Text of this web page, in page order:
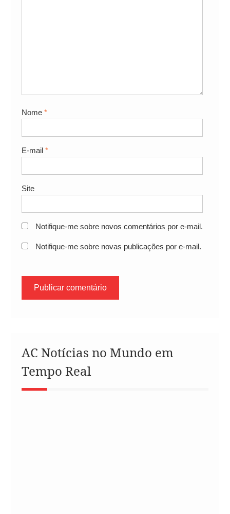
Nome *
E-mail *
Site
Notifique-me sobre novos comentários por e-mail.
Notifique-me sobre novas publicações por e-mail.
AC Notícias no Mundo em
Tempo Real